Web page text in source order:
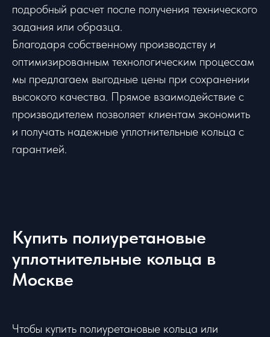
подробный расчет после получения технического
задания или образца.
Благодаря собственному производству и
оптимизированным технологическим процессам
мы предлагаем выгодные цены при сохранении
высокого качества. Прямое взаимодействие с
производителем позволяет клиентам экономить
и получать надежные уплотнительные кольца с
гарантией.
Купить полиуретановые
уплотнительные кольца в
Москве
Чтобы купить полиуретановые кольца или